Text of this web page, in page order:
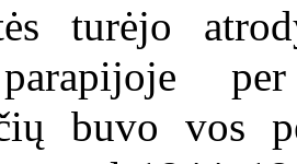
turėjo
buvo vos